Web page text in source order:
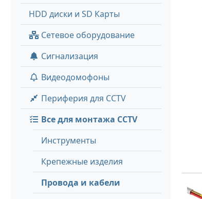
HDD диски и SD Карты
Сетевое оборудование
Сигнализация
Видеодомофоны
Периферия для CCTV
Все для монтажа CCTV
Инструменты
Крепежные изделия
Провода и кабели